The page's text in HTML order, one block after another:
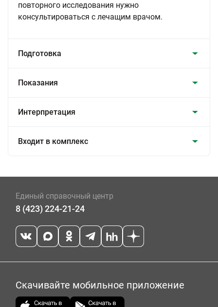
повторного исследования нужно
консультироваться с лечащим врачом.
Подготовка
Показания
Интерпретация
Входит в комплекс
Единый справочный центр
8 (423) 224-21-24
Скачивайте мобильное приложение